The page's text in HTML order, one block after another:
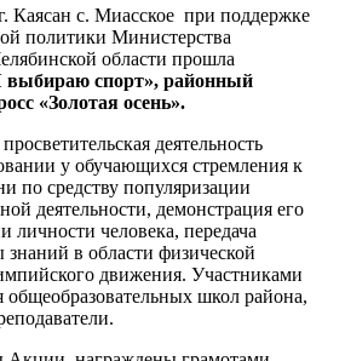
Каясан с. Миасское при поддержке
политики Министерства
области прошла
выбираю спорт», районный
«Золотая осень».
деятельность
у обучающихся стремления к
по средству популяризации
деятельности, демонстрация его
личности человека, передача
в области физической
движения. Участниками
школ района,